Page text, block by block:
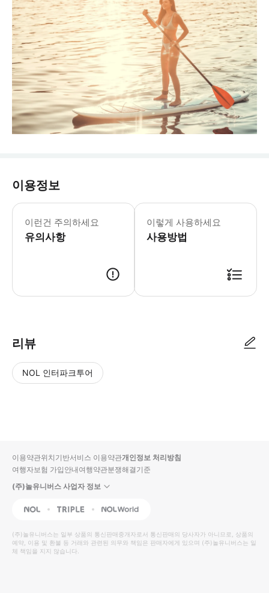
이용정보
이런건 주의하세요
유의사항
- 복장 안내: * 수영복 * 액티비티 중
이렇게 사용하세요
사용방법
리뷰
NOL 인터파크투어
입니
다.
높
은
순
동
영
상
순
상
이용약관위치기반서비스 이용약관개인정보 처리방침
여행자보험 가입안내여행약관분쟁해결기준
(주)놀유니버스 사업자 정보
NOL Triple Interpark Global
(주)놀유니버스는 일부 상품의 통신판매중개자로서 통신판매의 당사자가 아니므로, 상품의
예약, 이용 및 환불 등 거래와 관련된 의무와 책임은 판매자에게 있으며 (주)놀유니버스는 일
체 책임을 지지 않습니다.